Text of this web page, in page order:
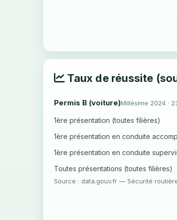
Taux de réussite
Permis B (voiture)Millésime 2024 ·
1ère présentation (toutes filières)
1ère présentation en conduite
1ère présentation en conduite
Toutes présentations (toutes filières)
Source : data.gouv.fr — Sécurité